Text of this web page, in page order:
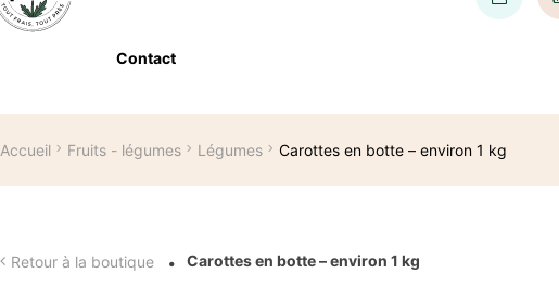
Contact
Accueil Fruits - légumes Légumes Carottes en botte – environ 1 kg
Retour à la boutique Carottes en botte – environ 1 kg